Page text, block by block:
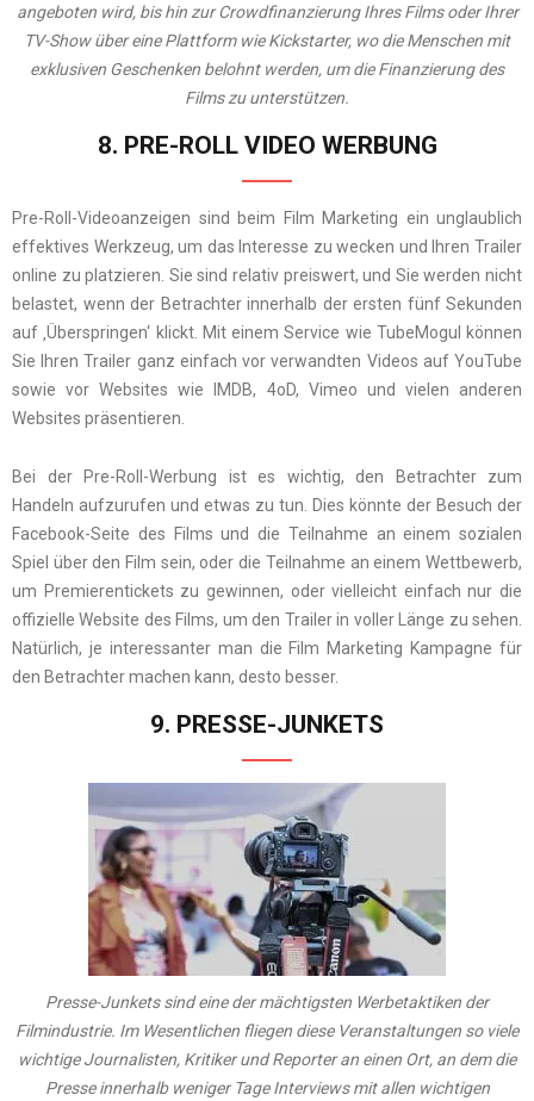
angeboten wird, bis hin zur Crowdfinanzierung Ihres Films oder Ihrer
TV-Show über eine Plattform wie Kickstarter, wo die Menschen mit
exklusiven Geschenken belohnt werden, um die Finanzierung des
Films zu unterstützen.
8. PRE-ROLL VIDEO WERBUNG
Pre-Roll-Videoanzeigen sind beim Film Marketing ein unglaublich
effektives Werkzeug, um das Interesse zu wecken und Ihren Trailer
online zu platzieren. Sie sind relativ preiswert, und Sie werden nicht
belastet, wenn der Betrachter innerhalb der ersten fünf Sekunden
auf ‚Überspringen‘ klickt. Mit einem Service wie TubeMogul können
Sie Ihren Trailer ganz einfach vor verwandten Videos auf YouTube
sowie vor Websites wie IMDB, 4oD, Vimeo und vielen anderen
Websites präsentieren.
Bei der Pre-Roll-Werbung ist es wichtig, den Betrachter zum
Handeln aufzurufen und etwas zu tun. Dies könnte der Besuch der
Facebook-Seite des Films und die Teilnahme an einem sozialen
Spiel über den Film sein, oder die Teilnahme an einem Wettbewerb,
um Premierentickets zu gewinnen, oder vielleicht einfach nur die
offizielle Website des Films, um den Trailer in voller Länge zu sehen.
Natürlich, je interessanter man die Film Marketing Kampagne für
den Betrachter machen kann, desto besser.
9. PRESSE-JUNKETS
Presse-Junkets sind eine der mächtigsten Werbetaktiken der
Filmindustrie. Im Wesentlichen fliegen diese Veranstaltungen so viele
wichtige Journalisten, Kritiker und Reporter an einen Ort, an dem die
Presse innerhalb weniger Tage Interviews mit allen wichtigen